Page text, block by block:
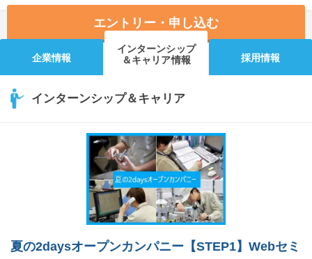
エントリー・申し込む
企業情報
インターンシップ
＆キャリア情報
採用情報
インターンシップ＆キャリア
夏の2daysオープンカンパニー【STEP1】Webセミ